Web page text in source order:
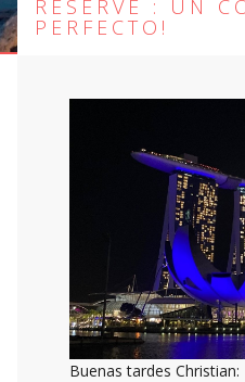
RESERVE : UN
PERFECTO!
Buenas tardes Christian: